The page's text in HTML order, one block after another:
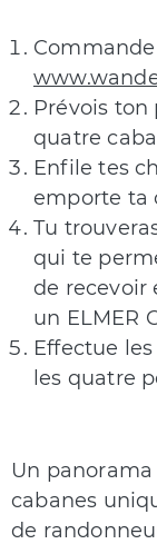
Prévois ton
quatre
Enfile tes
emporte ta
Tu
qui te
de recevoir
un ELMER
Effectue
les quatre
Un
cabanes
de